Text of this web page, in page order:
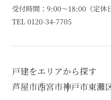
受付時間：9:00～18:00（定休
TEL 0120-34-7705
戸建をエリアから探す
芦屋市西宮市神戸市東灘